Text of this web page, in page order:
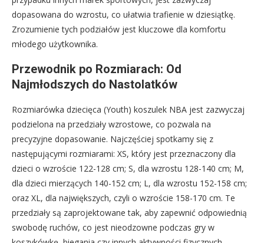
dopasowana do wzrostu, co ułatwia trafienie w dziesiątkę.
Zrozumienie tych podziałów jest kluczowe dla komfortu
młodego użytkownika.
Przewodnik po Rozmiarach: Od
Najmłodszych do Nastolatków
Rozmiarówka dziecięca (Youth) koszulek NBA jest zazwyczaj
podzielona na przedziały wzrostowe, co pozwala na
precyzyjne dopasowanie. Najczęściej spotkamy się z
następującymi rozmiarami: XS, który jest przeznaczony dla
dzieci o wzroście 122-128 cm; S, dla wzrostu 128-140 cm; M,
dla dzieci mierzących 140-152 cm; L, dla wzrostu 152-158 cm;
oraz XL, dla największych, czyli o wzroście 158-170 cm. Te
przedziały są zaprojektowane tak, aby zapewnić odpowiednią
swobodę ruchów, co jest nieodzowne podczas gry w